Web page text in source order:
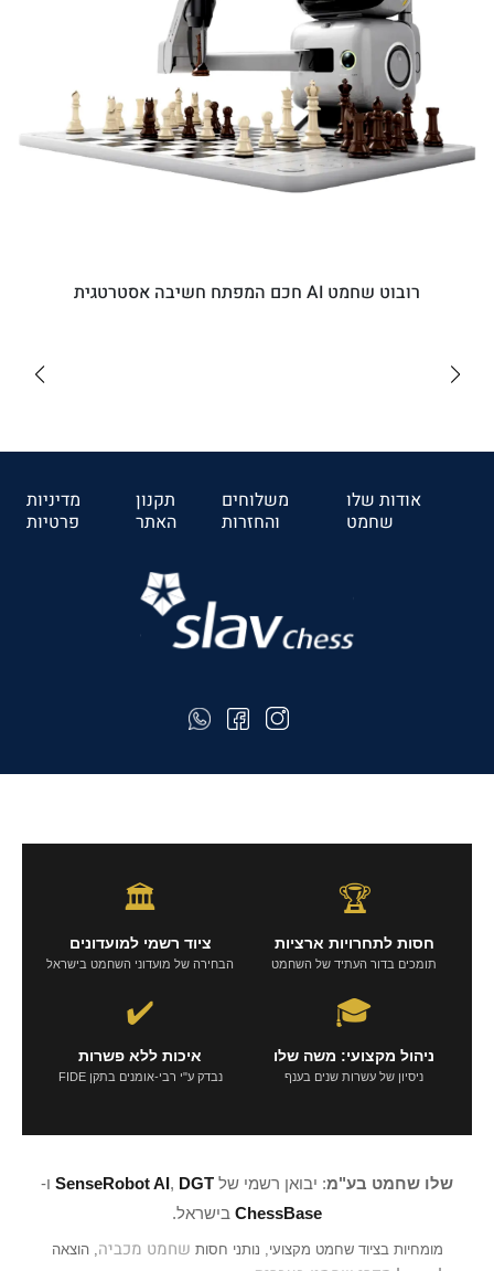
רובוט שחמט AI חכם המפתח חשיבה אסטרטגית
אודות שלו
שחמט
משלוחים
והחזרות
תקנון
האתר
מדיניות
פרטיות
🏆
חסות לתחרויות ארציות
תומכים בדור העתיד של השחמט
🏛️
ציוד רשמי למועדונים
הבחירה של מועדוני השחמט בישראל
🎓
ניהול מקצועי: משה שלו
ניסיון של עשרות שנים בענף
✔️
איכות ללא פשרות
נבדק ע"י רבי-אומנים בתקן FIDE
שלו שחמט בע"מ: יבואן רשמי של SenseRobot AI, DGT
ו-
ChessBase בישראל.
מומחיות בציוד שחמט מקצועי, נותני חסות שחמט מכביה, הוצאה